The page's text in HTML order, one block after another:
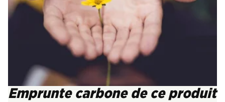
Emprunte carbone de ce produit